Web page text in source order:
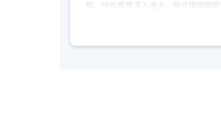
錄。他的教學深入淺出，結合理論與